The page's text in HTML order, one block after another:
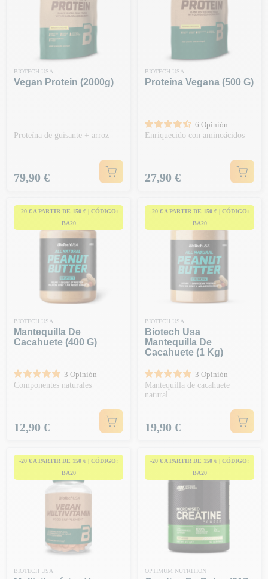
BIOTECH USA
Vegan Protein (2000g)
Proteína de guisante + arroz
Precio
79,90 €
BIOTECH USA
Proteína Vegana (500 G)
6 Opinión
Enriquecido con aminoácidos
Precio
27,90 €
-20 € A PARTIR DE 150 € | CÓDIGO:
BA20
BIOTECH USA
Mantequilla De
Cacahuete (400 G)
3 Opinión
Componentes naturales
Precio
12,90 €
-20 € A PARTIR DE 150 € | CÓDIGO:
BA20
BIOTECH USA
Biotech Usa
Mantequilla De
Cacahuete (1 Kg)
3 Opinión
Mantequilla de cacahuete
natural
Precio
19,90 €
-20 € A PARTIR DE 150 € | CÓDIGO:
BA20
BIOTECH USA
-20 € A PARTIR DE 150 € | CÓDIGO:
BA20
OPTIMUM NUTRITION